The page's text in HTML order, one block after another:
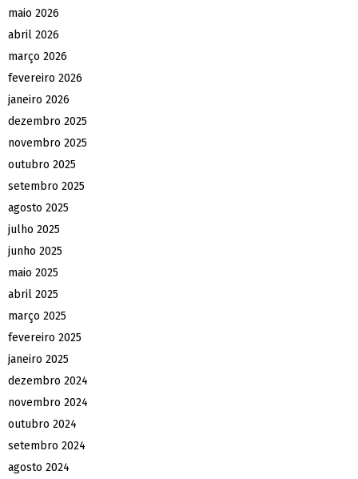
maio 2026
abril 2026
março 2026
fevereiro 2026
janeiro 2026
dezembro 2025
novembro 2025
outubro 2025
setembro 2025
agosto 2025
julho 2025
junho 2025
maio 2025
abril 2025
março 2025
fevereiro 2025
janeiro 2025
dezembro 2024
novembro 2024
outubro 2024
setembro 2024
agosto 2024